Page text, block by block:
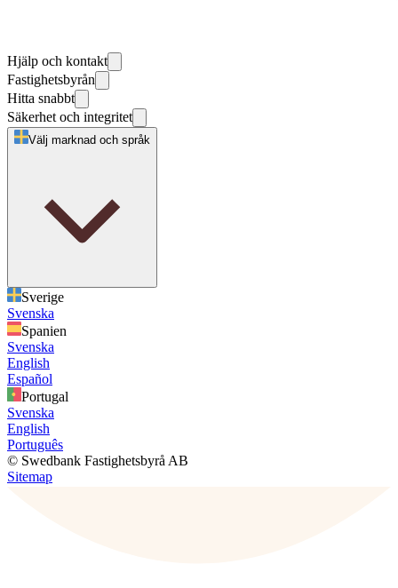
Hjälp och kontakt
Fastighetsbyrån
Hitta snabbt
Säkerhet och integritet
Välj marknad och språk
Sverige
Svenska
Spanien
Svenska
English
Español
Portugal
Svenska
English
Português
© Swedbank Fastighetsbyrå AB
Sitemap